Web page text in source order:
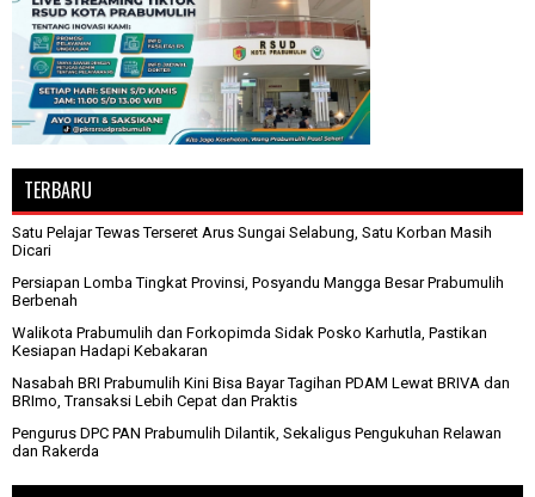
TERBARU
Satu Pelajar Tewas Terseret Arus Sungai Selabung, Satu Korban Masih
Dicari
Persiapan Lomba Tingkat Provinsi, Posyandu Mangga Besar Prabumulih
Berbenah
Walikota Prabumulih dan Forkopimda Sidak Posko Karhutla, Pastikan
Kesiapan Hadapi Kebakaran
Nasabah BRI Prabumulih Kini Bisa Bayar Tagihan PDAM Lewat BRIVA dan
BRImo, Transaksi Lebih Cepat dan Praktis
Pengurus DPC PAN Prabumulih Dilantik, Sekaligus Pengukuhan Relawan
dan Rakerda